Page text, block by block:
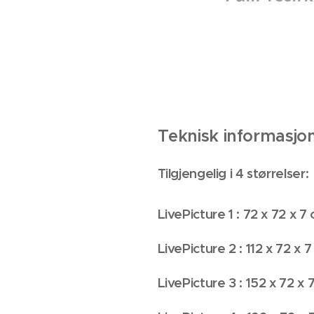
Teknisk
Tilgjengelig i 4 størrelser:
LivePicture 1 : 72 x 72 x 7
LivePicture 2 : 112 x 72 x
LivePicture 3 : 152 x 72 x